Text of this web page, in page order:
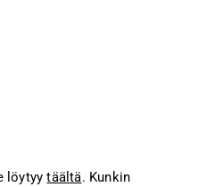
löytyytäältä. Kunkin